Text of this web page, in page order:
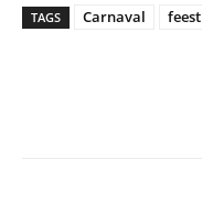
TAGS Carnaval feest